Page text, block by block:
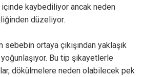
içinde kaybediliyor ancak neden
düzeliyor.
ortaya çıkışından yaklaşık
Bu tip şikayetlerle
dökülmelere neden olabilecek pek